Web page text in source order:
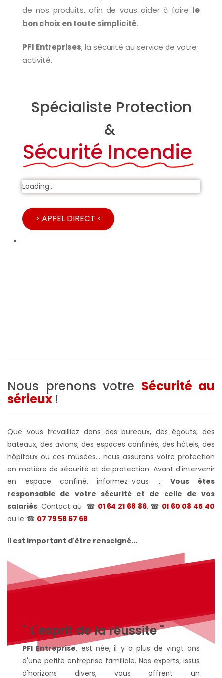
de nos produits, afin de vous aider à faire le
bon choix en toute simplicité.
PFI Entreprises, la sécurité au service de votre
activité.
Spécialiste Protection
&
Sécurité Incendie
Loading...
> APPEL DIRECT <
Nous prenons votre Sécurité au
sérieux !
Que vous travailliez dans des bureaux, des égouts, des
bateaux, des avions, des espaces confinés, des hôtels, des
hôpitaux ou des musées... nous assurons votre protection
en matière de sécurité et de protection. Avant d'intervenir
en espace confiné, informez-vous ...Vous êtes
responsable de votre sécurité et de celle de vos
salariés. Contact au ☎ 01 64 21 68 86, ☎ 01 60 08 45 40
ou le ☎ 07 79 58 67 68
Il est important d'être renseigné...
" L'esprit de la réussite "
PFI Entreprise, est née, il y a plus de vingt ans
d'une petite entreprise familiale. Nos experts, issus
d'horizons divers, vous offrent un